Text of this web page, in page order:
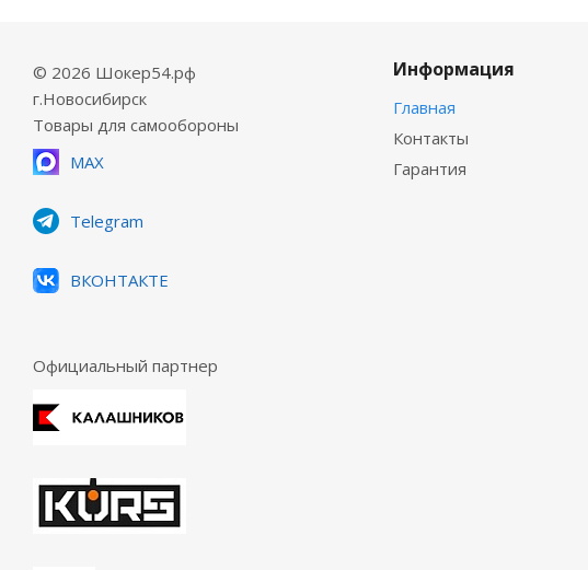
© 2026 Шокер54.рф
г.Новосибирск
Товары для самообороны
MAX
Telegram
ВКОНТАКТЕ
Официальный партнер
Информация
Главная
Контакты
Гарантия